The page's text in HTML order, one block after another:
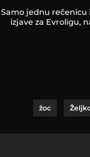
Samo jednu rečenicu
izjave za Evroligu,
žoc